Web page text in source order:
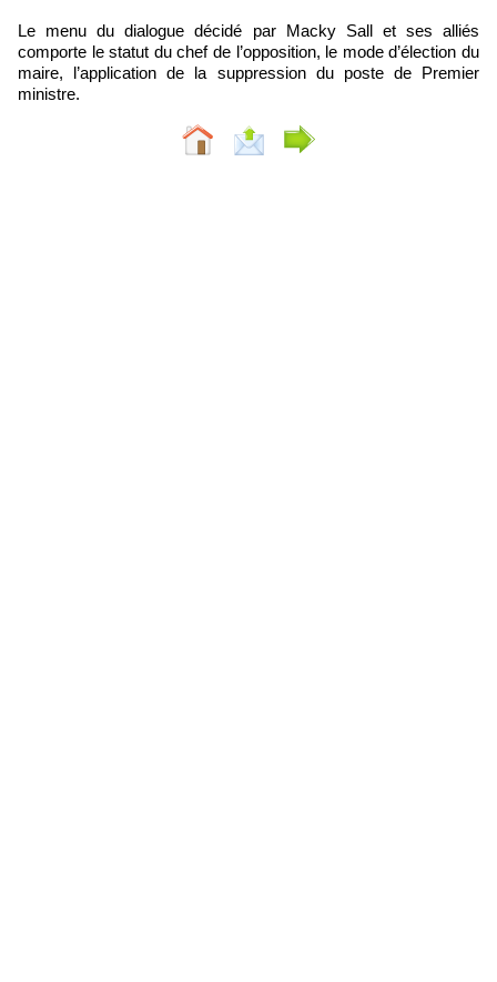
Le menu du dialogue décidé par Macky Sall et ses alliés
comporte le statut du chef de l’opposition, le mode d’élection du
maire, l’application de la suppression du poste de Premier
ministre.